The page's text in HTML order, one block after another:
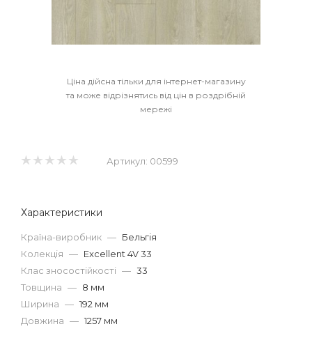
Ціна дійсна тільки для інтернет-магазину
та може відрізнятись від цін в роздрібній
мережі
Артикул: 00599
Характеристики
Країна-виробник — Бельгія
Колекція — Excellent 4V 33
Клас зносостійкості — 33
Товщина — 8 мм
Ширина — 192 мм
Довжина — 1257 мм